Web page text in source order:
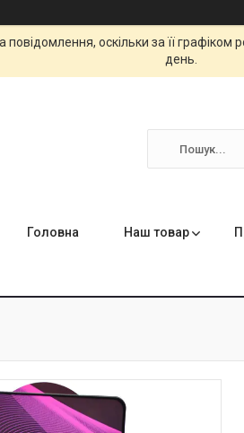
оскільки за її
день.
Головна Наш товар